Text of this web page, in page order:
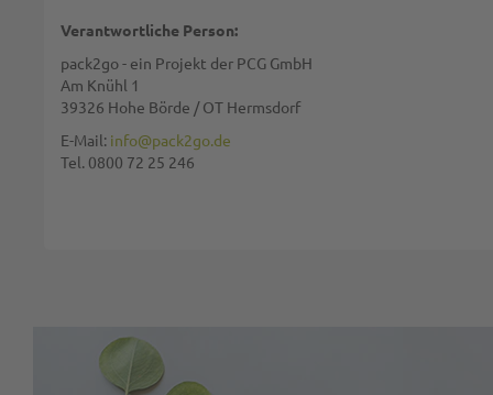
Verantwortliche Person:
pack2go - ein Projekt der PCG GmbH
Am Knühl 1
39326 Hohe Börde / OT Hermsdorf
E-Mail: info@pack2go.de
Tel. 0800 72 25 246